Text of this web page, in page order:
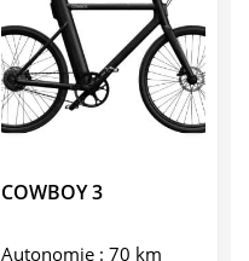
COWBOY 3
Autonomie : 70 km